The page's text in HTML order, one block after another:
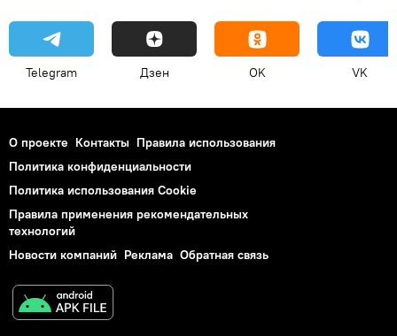
Telegram Дзен OK VK
О проекте Контакты Правила использования
Политика конфиденциальности
Политика использования Cookie
Правила применения рекомендательных
технологий
Новости компаний Реклама Обратная связь